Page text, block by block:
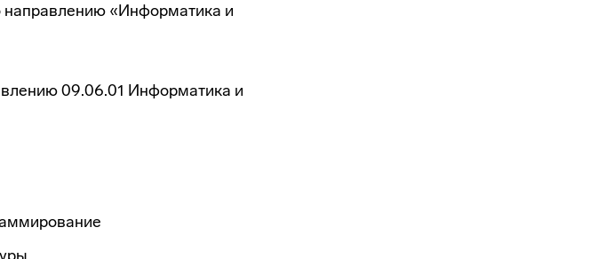
направлению «Информатика и
09.06.01 Информатика и